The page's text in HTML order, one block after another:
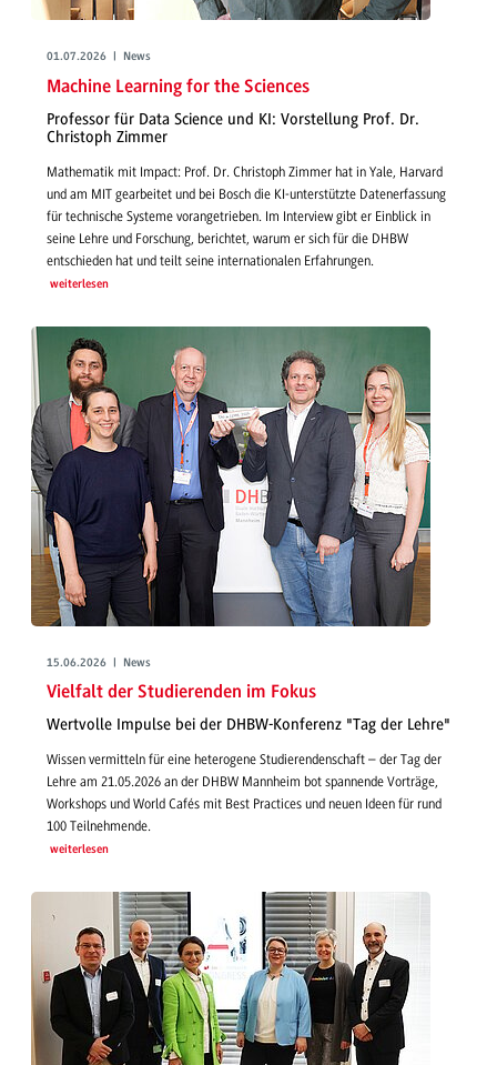
01.07.2026 | News
Machine Learning for the Sciences
Professor für Data Science und KI: Vorstellung Prof. Dr.
Christoph Zimmer
Mathematik mit Impact: Prof. Dr. Christoph Zimmer hat in Yale, Harvard
und am MIT gearbeitet und bei Bosch die KI-unterstützte Datenerfassung
für technische Systeme vorangetrieben. Im Interview gibt er Einblick in
seine Lehre und Forschung, berichtet, warum er sich für die DHBW
entschieden hat und teilt seine internationalen Erfahrungen.
weiterlesen
15.06.2026 | News
Vielfalt der Studierenden im Fokus
Wertvolle Impulse bei der DHBW-Konferenz "Tag der Lehre"
Wissen vermitteln für eine heterogene Studierendenschaft – der Tag der
Lehre am 21.05.2026 an der DHBW Mannheim bot spannende Vorträge,
Workshops und World Cafés mit Best Practices und neuen Ideen für rund
100 Teilnehmende.
weiterlesen